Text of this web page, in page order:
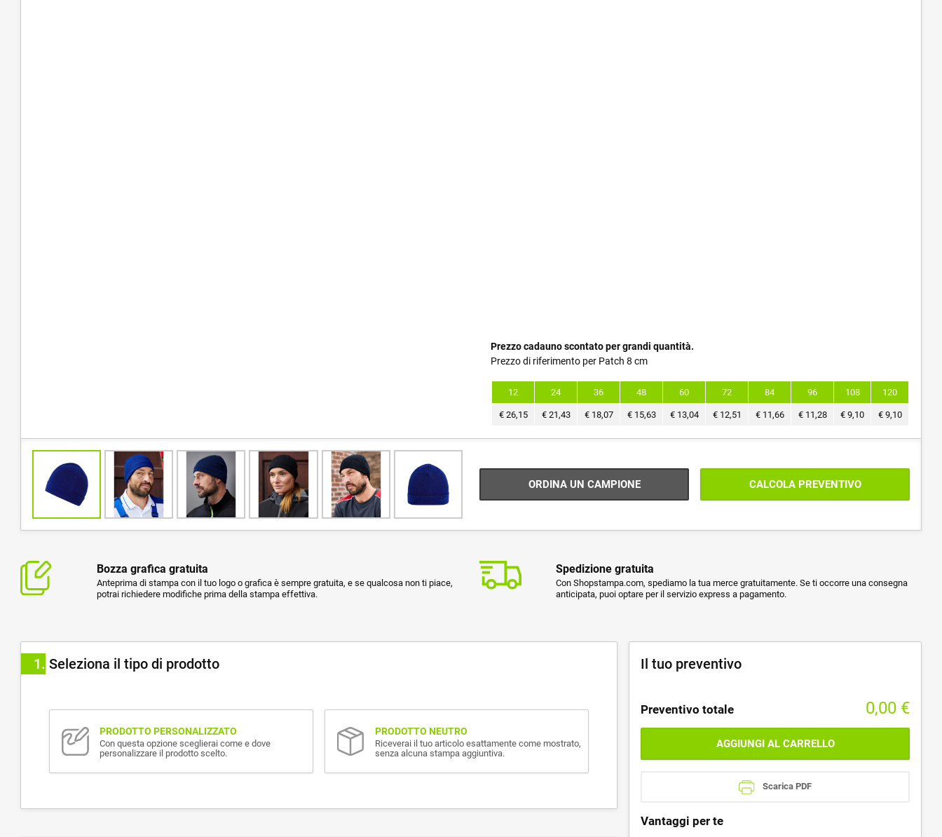
Prezzo cadauno scontato per grandi quantità.
Prezzo di riferimento per Patch 8 cm
12 24 36 48 60 72 84 96 108 120
€ 26,15 € 21,43 € 18,07 € 15,63 € 13,04 € 12,51 € 11,66 € 11,28 € 9,10 € 9,10
ORDINA UN CAMPIONE CALCOLA PREVENTIVO
Bozza grafica gratuita
Anteprima di stampa con il tuo logo o grafica è sempre gratuita, e se qualcosa non ti piace,
potrai richiedere modifiche prima della stampa effettiva.
Spedizione gratuita
Con Shopstampa.com, spediamo la tua merce gratuitamente. Se ti occorre una consegna
anticipata, puoi optare per il servizio express a pagamento.
1 Seleziona il tipo di prodotto
PRODOTTO PERSONALIZZATO
Con questa opzione sceglierai come e dove
personalizzare il prodotto scelto.
PRODOTTO NEUTRO
Riceverai il tuo articolo esattamente come mostrato,
senza alcuna stampa aggiuntiva.
Il tuo preventivo
Preventivo totale 0,00 €
AGGIUNGI AL CARRELLO
Scarica PDF
Vantaggi per te